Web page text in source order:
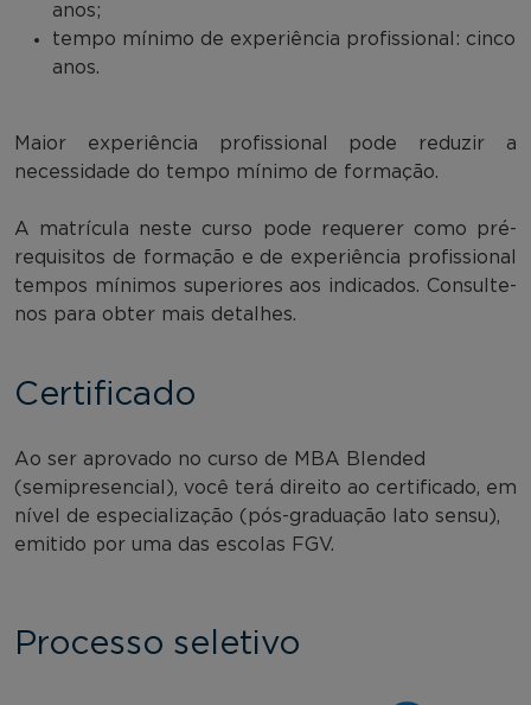
anos;
tempo mínimo de experiência profissional: cinco
anos.
Maior experiência profissional pode reduzir a
necessidade do tempo mínimo de formação.
A matrícula neste curso pode requerer como pré-
requisitos de formação e de experiência profissional
tempos mínimos superiores aos indicados. Consulte-
nos para obter mais detalhes.
Certificado
Ao ser aprovado no curso de MBA Blended
(semipresencial), você terá direito ao certificado, em
nível de especialização (pós-graduação lato sensu),
emitido por uma das escolas FGV.
Processo seletivo